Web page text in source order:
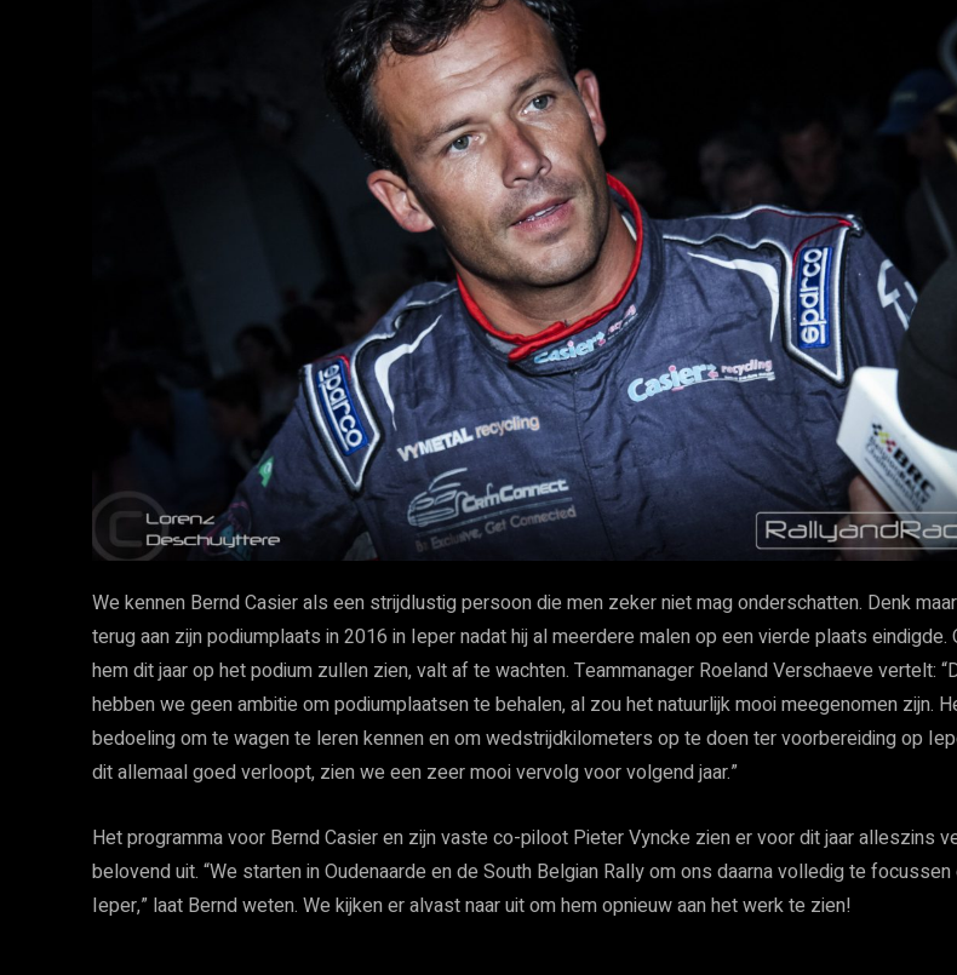
We kennen Bernd Casier als een strijdlustig persoon die men zeker niet mag onderschatten. Denk
terug aan zijn podiumplaats in 2016 in Ieper nadat hij al meerdere malen op een vierde plaats eindigde.
hem dit jaar op het podium zullen zien, valt af te wachten. Teammanager Roeland Verschaeve vertelt:
hebben we geen ambitie om podiumplaatsen te behalen, al zou het natuurlijk mooi meegenomen zijn.
bedoeling om te wagen te leren kennen en om wedstrijdkilometers op te doen ter voorbereiding op
dit allemaal goed verloopt, zien we een zeer mooi vervolg voor volgend jaar.”
Het programma voor Bernd Casier en zijn vaste co-piloot Pieter Vyncke zien er voor dit jaar alleszins
belovend uit. “We starten in Oudenaarde en de South Belgian Rally om ons daarna volledig te focussen
Ieper,” laat Bernd weten. We kijken er alvast naar uit om hem opnieuw aan het werk te zien!